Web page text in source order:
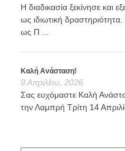
Η διαδικασία ξεκίνησε και
ως ιδιωτική
ως Π ...
Καλή Ανάσταση!
9 Απριλίου, 2026
Σας ευχόμαστε Καλή
την Λαμπρή Τρίτη 14